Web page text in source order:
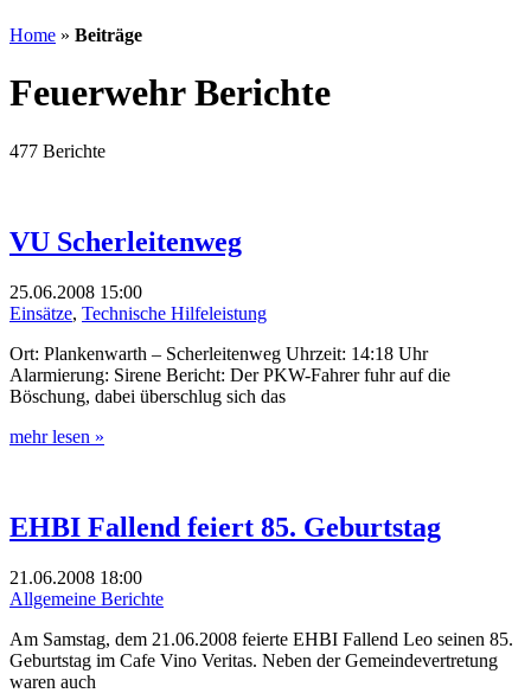
Home » Beiträge
Feuerwehr Berichte
477 Berichte
VU Scherleitenweg
25.06.2008 15:00
Einsätze, Technische Hilfeleistung
Ort: Plankenwarth – Scherleitenweg Uhrzeit: 14:18 Uhr
Alarmierung: Sirene Bericht: Der PKW-Fahrer fuhr auf die
Böschung, dabei überschlug sich das
mehr lesen »
EHBI Fallend feiert 85. Geburtstag
21.06.2008 18:00
Allgemeine Berichte
Am Samstag, dem 21.06.2008 feierte EHBI Fallend Leo seinen 85.
Geburtstag im Cafe Vino Veritas. Neben der Gemeindevertretung
waren auch